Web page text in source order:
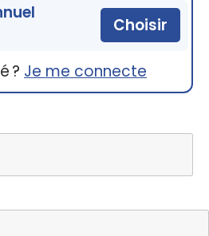
Choisir
? Je me connecte